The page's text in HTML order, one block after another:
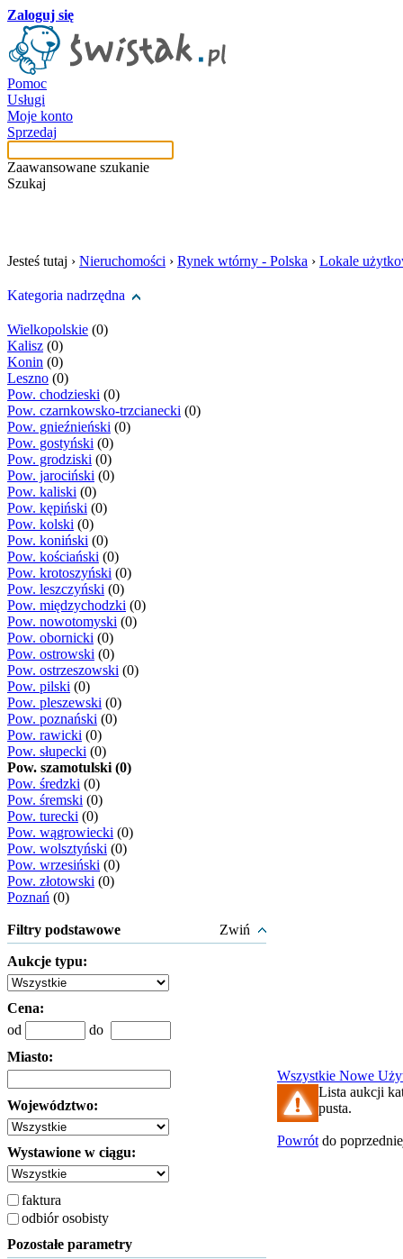
Zaloguj się
Pomoc
Usługi
Moje konto
Sprzedaj
Zaawansowane szukanie
Szukaj
Jesteś tutaj › Nieruchomości › Rynek wtórny - Polska › Lokale
Kategoria nadrzędna
Wielkopolskie (0)
Kalisz (0)
Konin (0)
Leszno (0)
Pow. chodzieski (0)
Pow. czarnkowsko-trzcianecki (0)
Pow. gnieźnieński (0)
Pow. gostyński (0)
Pow. grodziski (0)
Pow. jarociński (0)
Pow. kaliski (0)
Pow. kępiński (0)
Pow. kolski (0)
Pow. koniński (0)
Pow. kościański (0)
Pow. krotoszyński (0)
Pow. leszczyński (0)
Pow. międzychodzki (0)
Pow. nowotomyski (0)
Pow. obornicki (0)
Pow. ostrowski (0)
Pow. ostrzeszowski (0)
Pow. pilski (0)
Pow. pleszewski (0)
Pow. poznański (0)
Pow. rawicki (0)
Pow. słupecki (0)
Pow. szamotulski (0)
Pow. średzki (0)
Pow. śremski (0)
Pow. turecki (0)
Pow. wągrowiecki (0)
Pow. wolsztyński (0)
Pow. wrzesiński (0)
Pow. złotowski (0)
Poznań (0)
Filtry podstawowe Zwiń
Aukcje typu:
Cena:
od
do
Miasto:
Województwo:
Wystawione w ciągu:
faktura
odbiór osobisty
Pozostałe parametry
Wszystkie Nowe
Lista aukcji
pusta.
Powrót do